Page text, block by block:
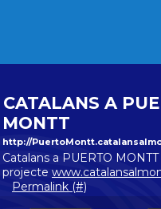
CATALANS A
MONTT
http://
Catalans a PUERTO
projecte
Permalink (#)